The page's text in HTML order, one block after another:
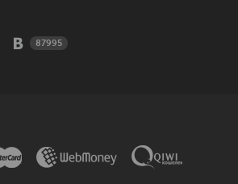
87995